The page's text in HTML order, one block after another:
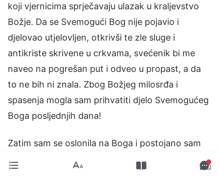
koji vjernicima sprječavaju ulazak u kraljevstvo
Božje. Da se Svemogući Bog nije pojavio i
djelovao utjelovljen, otkrivši te zle sluge i
antikriste skrivene u crkvama, svećenik bi me
naveo na pogrešan put i odveo u propast, a da
to ne bih ni znala. Zbog Božjeg milosrđa i
spasenja mogla sam prihvatiti djelo Svemogućeg
Boga posljednjih dana!
Zatim sam se oslonila na Boga i postojano sam